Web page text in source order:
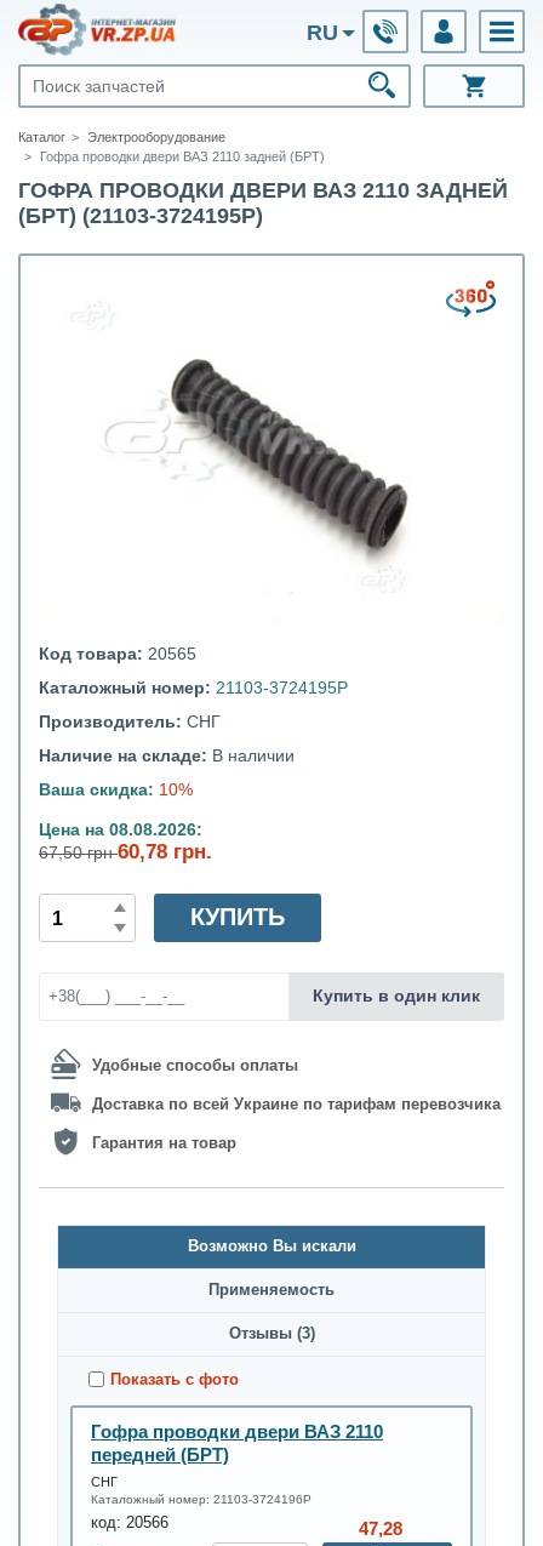
RU
Каталог
Электрооборудование
Гофра проводки двери ВАЗ 2110 задней (БРТ)
ГОФРА ПРОВОДКИ ДВЕРИ ВАЗ 2110 ЗАДНЕЙ
(БРТ) (21103-3724195Р)
Код товара: 20565
Каталожный номер: 21103-3724195Р
Производитель: СНГ
Наличие на складе: В наличии
Ваша скидка: 10%
Цена на 08.08.2026:
67,50 грн60,78 грн.
Удобные способы оплаты
Доставка по всей Украине по тарифам перевозчика
Гарантия на товар
КУПИТЬ
Купить в один клик
Возможно Вы искали
Применяемость
Oтзывы (3)
Показать с фото
Гофра проводки двери ВАЗ 2110
передней (БРТ)
СНГ
Каталожный номер: 21103-3724196Р
код: 20566 47,28